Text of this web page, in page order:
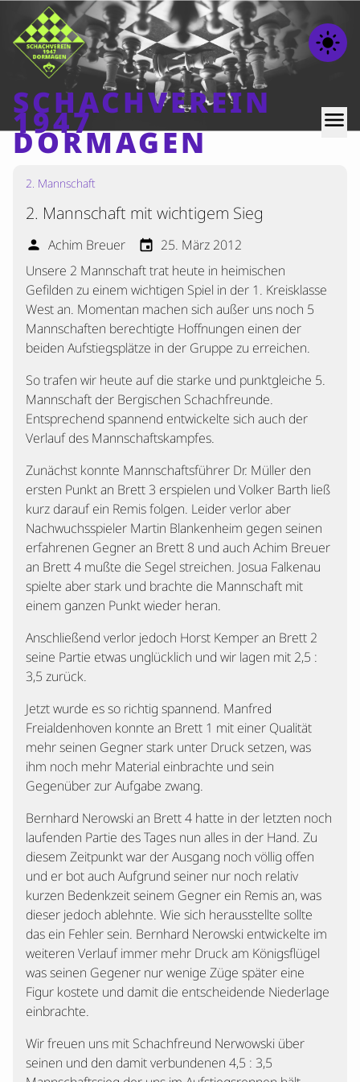
light_mode
SCHACHVEREIN
1947
DORMAGEN
menu
Home
Beiträge
Mannschaften
Ranglisten
Termine
Verschiedenes
Kontakt
2. Mannschaft
2. Mannschaft mit wichtigem Sieg
person Achim Breuer event 25. März 2012
Unsere 2 Mannschaft trat heute in heimischen
Gefilden zu einem wichtigen Spiel in der 1. Kreisklasse
West an. Momentan machen sich außer uns noch 5
Mannschaften berechtigte Hoffnungen einen der
beiden Aufstiegsplätze in der Gruppe zu erreichen.
So trafen wir heute auf die starke und punktgleiche 5.
Mannschaft der Bergischen Schachfreunde.
Entsprechend spannend entwickelte sich auch der
Verlauf des Mannschaftskampfes.
Zunächst konnte Mannschaftsführer Dr. Müller den
ersten Punkt an Brett 3 erspielen und Volker Barth ließ
kurz darauf ein Remis folgen. Leider verlor aber
Nachwuchsspieler Martin Blankenheim gegen seinen
erfahrenen Gegner an Brett 8 und auch Achim Breuer
an Brett 4 mußte die Segel streichen. Josua Falkenau
spielte aber stark und brachte die Mannschaft mit
einem ganzen Punkt wieder heran.
Anschließend verlor jedoch Horst Kemper an Brett 2
seine Partie etwas unglücklich und wir lagen mit 2,5 :
3,5 zurück.
Jetzt wurde es so richtig spannend. Manfred
Freialdenhoven konnte an Brett 1 mit einer Qualität
mehr seinen Gegner stark unter Druck setzen, was
ihm noch mehr Material einbrachte und sein
Gegenüber zur Aufgabe zwang.
Bernhard Nerowski an Brett 4 hatte in der letzten noch
laufenden Partie des Tages nun alles in der Hand. Zu
diesem Zeitpunkt war der Ausgang noch völlig offen
und er bot auch Aufgrund seiner nur noch relativ
kurzen Bedenkzeit seinem Gegner ein Remis an, was
dieser jedoch ablehnte. Wie sich herausstellte sollte
das ein Fehler sein. Bernhard Nerowski entwickelte im
weiteren Verlauf immer mehr Druck am Königsflügel
was seinen Gegener nur wenige Züge später eine
Figur kostete und damit die entscheidende Niederlage
einbrachte.
Wir freuen uns mit Schachfreund Nerwowski über
seinen und den damit verbundenen 4,5 : 3,5